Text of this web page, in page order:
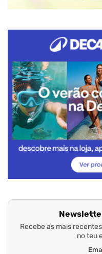
Recebe as mais
no teu